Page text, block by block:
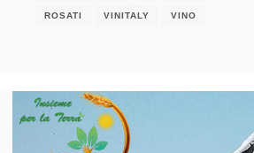
ROSATI VINITALY VINO